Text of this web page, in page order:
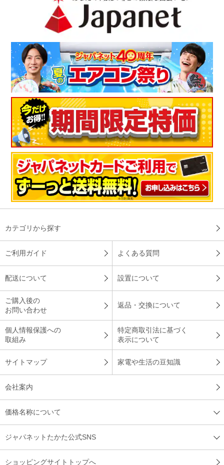
カテゴリから探す
ご利用ガイド よくある質問
配送について 設置について
ご購入後の
お問い合わせ
返品・交換について
個人情報保護への
取組み
特定商取引法に基づく
表示について
サイトマップ 家電や生活の豆知識
会社案内
価格名称について
ジャパネットたかた公式SNS
ショッピングサイトトップへ